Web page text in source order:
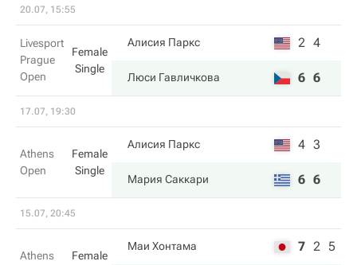
20.07, 15:55
Livesport
Prague
Open
Female
Single
Алисия Паркс 2 4
Люси Гавличкова 6 6
17.07, 19:30
Athens
Open
Female
Single
Алисия Паркс 4 3
Мария Саккари 6 6
15.07, 20:45
Athens
Female
Маи Хонтама 7 2 5